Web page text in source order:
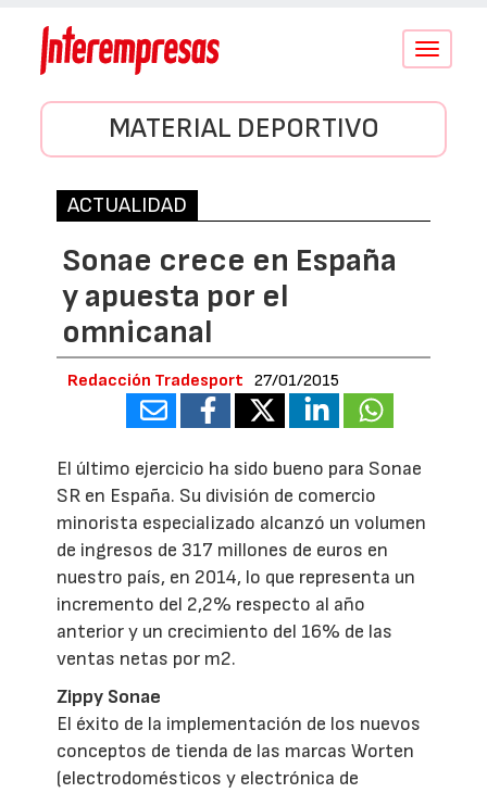
Conmutar
MATERIAL DEPORTIVO
ACTUALIDAD
Sonae crece en España
y apuesta por el
omnicanal
Redacción Tradesport 27/01/2015
El último ejercicio ha sido bueno para Sonae
SR en España. Su división de comercio
minorista especializado alcanzó un volumen
de ingresos de 317 millones de euros en
nuestro país, en 2014, lo que representa un
incremento del 2,2% respecto al año
anterior y un crecimiento del 16% de las
ventas netas por m2.
Zippy Sonae
El éxito de la implementación de los nuevos
conceptos de tienda de las marcas Worten
(electrodomésticos y electrónica de